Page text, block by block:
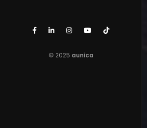
© 2025 aunica